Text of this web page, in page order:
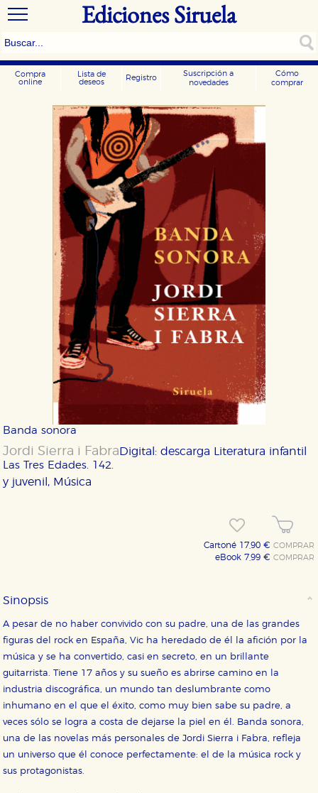
Ediciones Siruela
Compra
online
Lista de
deseos
Registro
Suscripción a
novedades
Cómo
comprar
Banda sonora
Jordi Sierra i Fabra
Las Tres Edades. 142.
Digital: descarga Literatura infantil
y juvenil, Música
Cartoné 17,90 €COMPRAR
eBook 7,99 €COMPRAR
Sinopsis
A pesar de no haber convivido con su padre, una de las grandes
figuras del rock en España, Vic ha heredado de él la afición por la
música y se ha convertido, casi en secreto, en un brillante
guitarrista. Tiene 17 años y su sueño es abrirse camino en la
industria discográfica, un mundo tan deslumbrante como
inhumano en el que el éxito, como muy bien sabe su padre, a
veces sólo se logra a costa de dejarse la piel en él. Banda sonora,
una de las novelas más personales de Jordi Sierra i Fabra, refleja
un universo que él conoce perfectamente: el de la música rock y
sus protagonistas.